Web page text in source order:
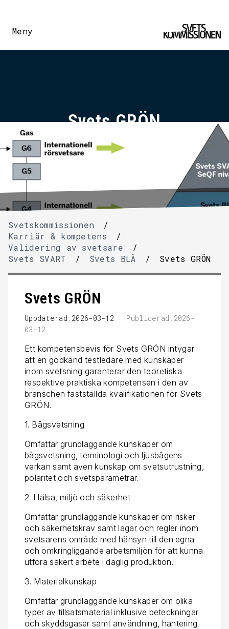
Meny
Svets GRÖN
Svetskommissionen
/
Karriär & kompetens
/
Validering av svetsare
/
Svets SVART
/ Svets BLÅ / Svets GRÖN
Svets GRÖN
Uppdaterad:2026-03-12
Publicerad:2026-
03-12
Ett kompetensbevis för Svets GRÖN intygar
att en godkänd testledare med kunskaper
inom svetsning garanterar den teoretiska
respektive praktiska kompetensen i den av
branschen fastställda kvalifikationen för Svets
GRÖN.
1. Bågsvetsning
Omfattar grundläggande kunskaper om
bågsvetsning, terminologi och ljusbågens
verkan samt även kunskap om svetsutrustning,
polaritet och svetsparametrar.
2. Hälsa, miljö och säkerhet
Omfattar grundläggande kunskaper om risker
och säkerhetskrav samt lagar och regler inom
svetsarens område med hänsyn till den egna
och omkringliggande arbetsmiljön för att kunna
utföra säkert arbete i daglig produktion.
3. Materialkunskap
Omfattar grundläggande kunskaper om olika
typer av tillsatsmaterial inklusive beteckningar
och skyddsgaser samt användning, hantering